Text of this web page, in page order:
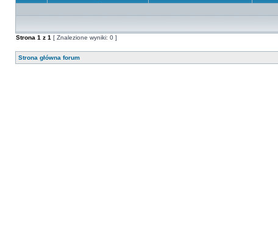
Strona 1 z 1 [ Znalezione wyniki: 0 ]
Strona główna forum